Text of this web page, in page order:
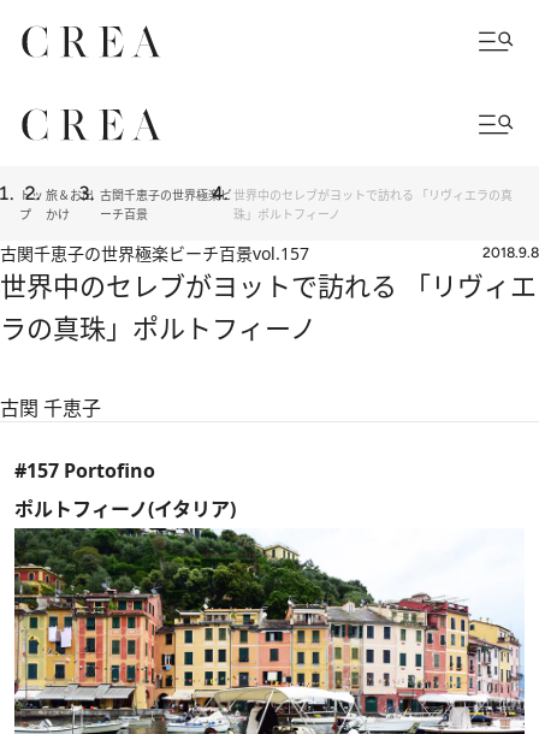
トッ
プ
旅＆お出
かけ
古関千恵子の世界極楽ビ
ーチ百景
世界中のセレブがヨットで訪れる 「リヴィエラの真
珠」ポルトフィーノ
古関千恵子の世界極楽ビーチ百景vol.157 2018.9.8
世界中のセレブがヨットで訪れる 「リヴィエ
ラの真珠」ポルトフィーノ
古関 千恵子
#157 Portofino
ポルトフィーノ(イタリア)